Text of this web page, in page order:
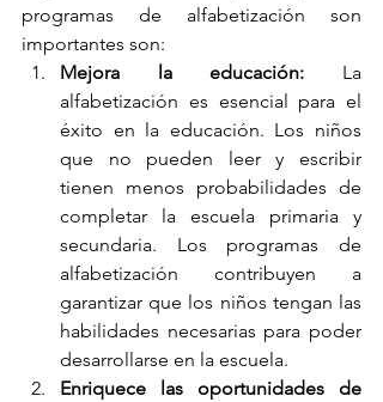
programas de alfabetización son
importantes son:
Mejora la educación: La
alfabetización es esencial para el
éxito en la educación. Los niños
que no pueden leer y escribir
tienen menos probabilidades de
completar la escuela primaria y
secundaria. Los programas de
alfabetización contribuyen a
garantizar que los niños tengan las
habilidades necesarias para poder
desarrollarse en la escuela.
Enriquece las oportunidades de